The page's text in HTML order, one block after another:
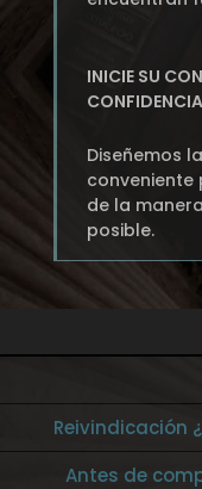
INICIE SU
Diseñemos
conveniente
de la
posible.
Reivindicación
Antes de